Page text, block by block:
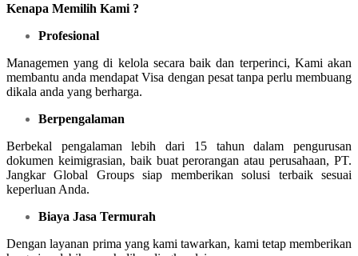
Kenapa Memilih Kami ?
Profesional
Managemen yang di kelola secara baik dan terperinci, Kami akan
membantu anda mendapat Visa dengan pesat tanpa perlu membuang
dikala anda yang berharga.
Berpengalaman
Berbekal pengalaman lebih dari 15 tahun dalam pengurusan
dokumen keimigrasian, baik buat perorangan atau perusahaan, PT.
Jangkar Global Groups siap memberikan solusi terbaik sesuai
keperluan Anda.
Biaya Jasa Termurah
Dengan layanan prima yang kami tawarkan, kami tetap memberikan